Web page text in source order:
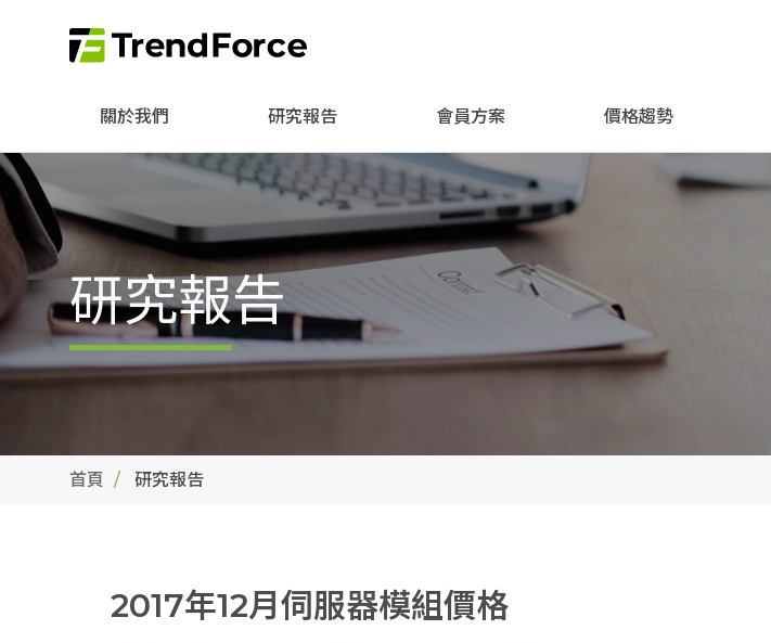
關於我們 研究報告 會員方案 價格趨勢
研究報告
首頁 研究報告
2017年12月伺服器模組價格